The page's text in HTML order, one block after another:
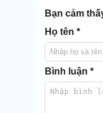
Bạn cảm
Họ tên *
Bình luận *